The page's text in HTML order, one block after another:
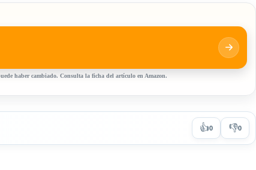
haber cambiado. Consulta la ficha del artículo en Amazon.
👍0 👎0